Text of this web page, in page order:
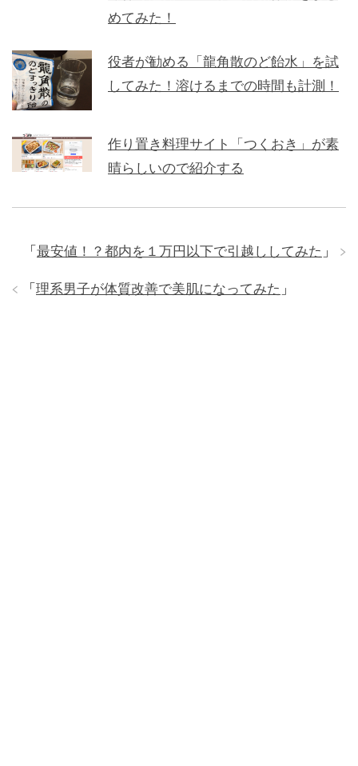
めてみた！
役者が勧める「龍角散のど飴水」を試
してみた！溶けるまでの時間も計測！
作り置き料理サイト「つくおき」が素
晴らしいので紹介する
「 最安値！？都内を１万円以下で引越ししてみた 」
「 理系男子が体質改善で美肌になってみた 」